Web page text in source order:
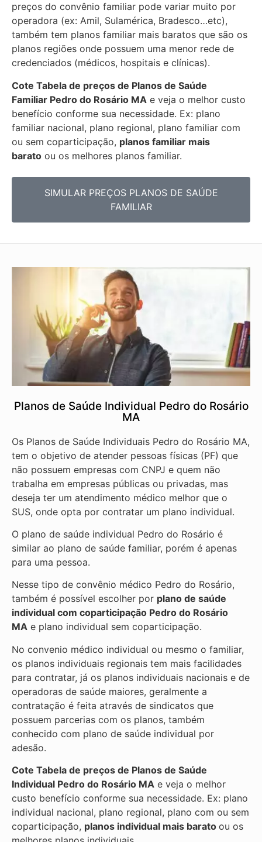
preços do convênio familiar pode variar muito por
operadora (ex: Amil, Sulamérica, Bradesco…etc),
também tem planos familiar mais baratos que são os
planos regiões onde possuem uma menor rede de
credenciados (médicos, hospitais e clínicas).
Cote Tabela de preços de Planos de Saúde
Familiar Pedro do Rosário MA e veja o melhor custo
benefício conforme sua necessidade. Ex: plano
familiar nacional, plano regional, plano familiar com
ou sem coparticipação, planos familiar mais
barato ou os melhores planos familiar.
SIMULAR PREÇOS PLANOS DE SAÚDE
FAMILIAR
Planos de Saúde Individual Pedro do Rosário
MA
Os Planos de Saúde Individuais Pedro do Rosário MA,
tem o objetivo de atender pessoas físicas (PF) que
não possuem empresas com CNPJ e quem não
trabalha em empresas públicas ou privadas, mas
deseja ter um atendimento médico melhor que o
SUS, onde opta por contratar um plano individual.
O plano de saúde individual Pedro do Rosário é
similar ao plano de saúde familiar, porém é apenas
para uma pessoa.
Nesse tipo de convênio médico Pedro do Rosário,
também é possível escolher por plano de saúde
individual com coparticipação Pedro do Rosário
MA e plano individual sem coparticipação.
No convenio médico individual ou mesmo o familiar,
os planos individuais regionais tem mais facilidades
para contratar, já os planos individuais nacionais e de
operadoras de saúde maiores, geralmente a
contratação é feita através de sindicatos que
possuem parcerias com os planos, também
conhecido com plano de saúde individual por
adesão.
Cote Tabela de preços de Planos de Saúde
Individual Pedro do Rosário MA e veja o melhor
custo benefício conforme sua necessidade. Ex: plano
individual nacional, plano regional, plano com ou sem
coparticipação, planos individual mais barato ou os